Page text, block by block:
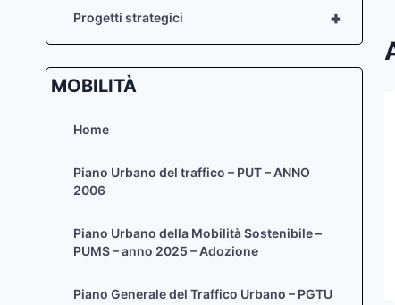
Gennaio-Marzo 2013 – Elenco
paesaggistiche rilasciate ai sensi
Zaira Sief 3 Aprile 2013
+
Progetti strategici
MOBILITÀ
Home
Piano Urbano del traffico – PUT – ANNO
2006
Piano Urbano della Mobilità Sostenibile –
PUMS – anno 2025 – Adozione
Piano Generale del Traffico Urbano – PGTU